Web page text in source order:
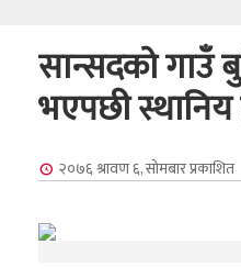
सान्सदको गाउँ
भएपछी
२०७६ श्रावण ६, सोमबारप्रकाशित